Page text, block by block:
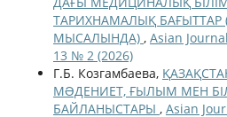
ТАРИХНАМАЛЫҚ БАҒЫТТАР
МЫСАЛЫНДА) , Asian
13 № 2 (2026)
Г.Б. Козгамбаева,
МƏДЕНИЕТ, ҒЫЛЫМ МЕН
БАЙЛАНЫСТАРЫ , Asian